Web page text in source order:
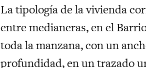
La tipología de la vivienda
entre medianeras, en el
toda la manzana, con un
profundidad, en un trazado